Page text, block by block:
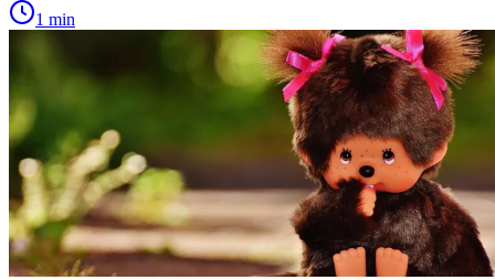
1 min